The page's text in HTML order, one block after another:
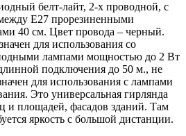
белт-лайт, 2-х проводной, с
E27 прорезиненными
40 см. Цвет провода – черный.
для использования со
лампами мощностью до 2 Вт
подключения до 50 м., не
для использования с лампами
Это универсальная гирлянда
и площадей, фасадов зданий. Там
яркость с большой дистанции.